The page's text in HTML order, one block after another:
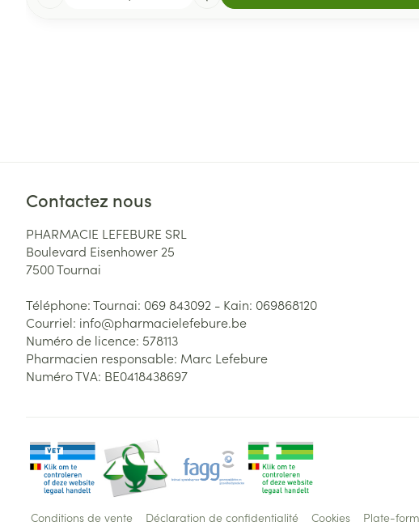
Contactez nous
PHARMACIE LEFEBURE SRL
Boulevard Eisenhower 25
7500Tournai
Téléphone:Tournai: 069 843092 - Kain: 069868120
Courriel: info@pharmacielefebure.be
Numéro de licence: 578113
Pharmacien responsable: Marc Lefebure
Numéro TVA: BE0418438697
Conditions de vente Déclaration de confidentialité Cookies Plate-